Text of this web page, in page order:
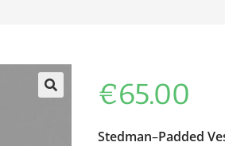
€65.00
Stedman–Padded